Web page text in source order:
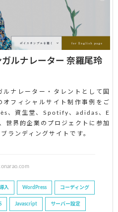
ルナレーター 奈羅尾玲
ナレーター・タレントとして国
フィシャルサイト制作事例をご
、資生堂、Spotify、adidas、E
世界的企業のプロジェクトに参加
ランディングサイトです。
入 WordPress コーディング
Javascript サーバー設定